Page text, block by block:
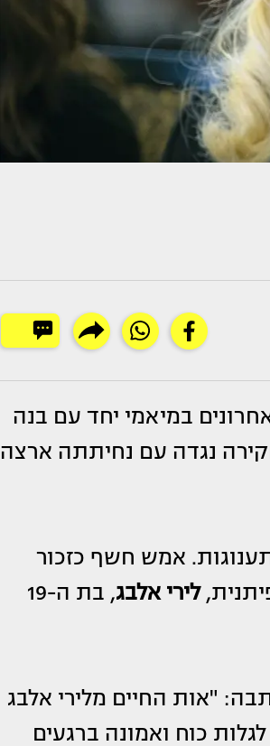
במיאמי יחד עם בנה
נגדה עם נחיתתה ארצה
אמש חשף כזכור
לירי אלבג
, בת ה-19
"אות החיים מלירי אלבג
כוח ואמונה ברגעים